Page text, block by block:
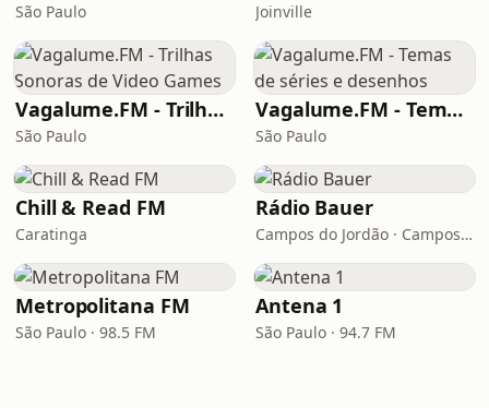
São Paulo Joinville
Vagalume.FM - Trilhas Sonoras de Video Games
São Paulo
Vagalume.FM - Temas de séries e desenhos
São Paulo
Chill & Read FM
Caratinga
Rádio Bauer
Campos do Jordão · Campos do Jordão
Metropolitana FM
São Paulo · 98.5 FM
Antena 1
São Paulo · 94.7 FM